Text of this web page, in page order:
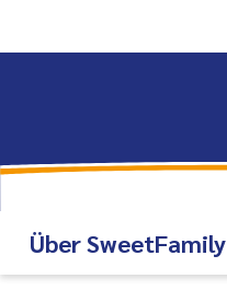
Über SweetFamily